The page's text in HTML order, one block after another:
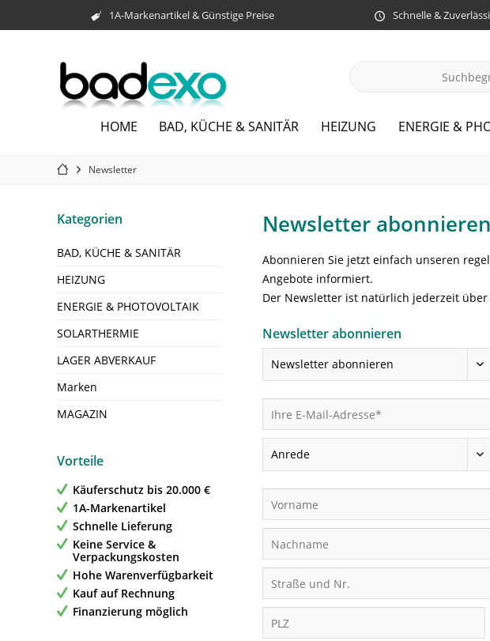
1A-Markenartikel & Günstige Preise Schnelle &
HOME BAD, KÜCHE & SANITÄR HEIZUNG ENERGIE &
Newsletter
Kategorien
BAD, KÜCHE & SANITÄR
HEIZUNG
ENERGIE & PHOTOVOLTAIK
SOLARTHERMIE
LAGER ABVERKAUF
Marken
MAGAZIN
Vorteile
Käuferschutz bis 20.000 €
1A-Markenartikel
Schnelle Lieferung
Keine Service &
Verpackungskosten
Hohe Warenverfügbarkeit
Kauf auf Rechnung
Finanzierung möglich
Newsletter abonnieren
Abonnieren Sie jetzt einfach unseren
Angebote informiert.
Der Newsletter ist natürlich jederzeit
Newsletter abonnieren